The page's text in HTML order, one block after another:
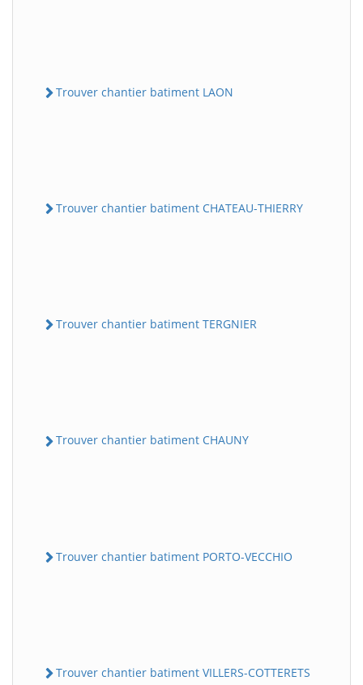
Trouver chantier batiment LAON
Trouver chantier batiment CHATEAU-THIERRY
Trouver chantier batiment TERGNIER
Trouver chantier batiment CHAUNY
Trouver chantier batiment PORTO-VECCHIO
Trouver chantier batiment VILLERS-COTTERETS